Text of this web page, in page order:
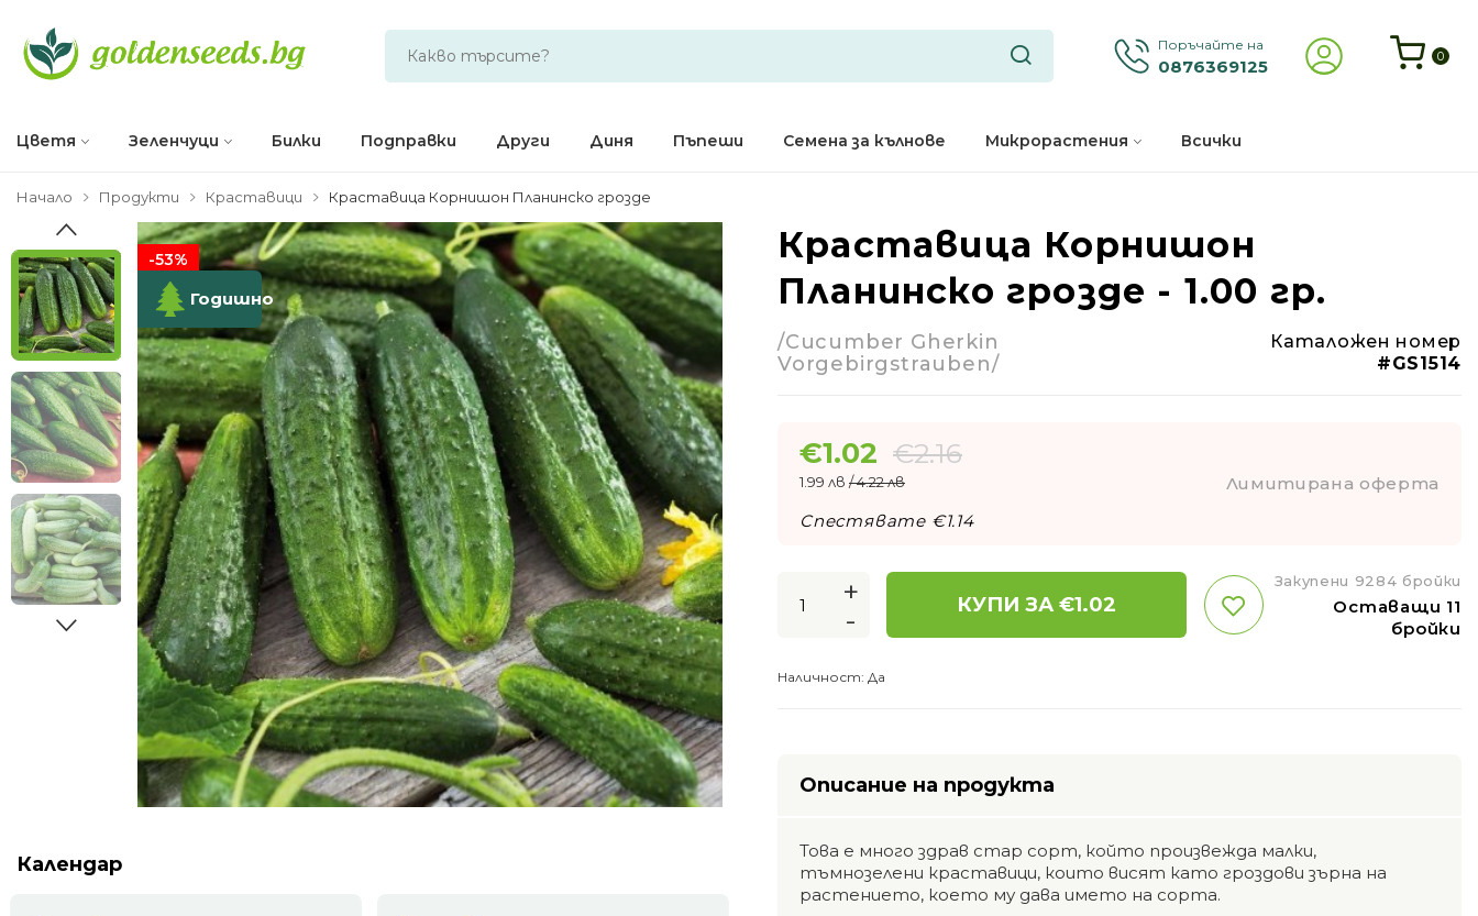
Поръчайте на
0876369125
0
Цветя Зеленчуци Билки Подправки Други Диня Пъпеши Семена за кълнове Микрорастения Всички
Начало Продукти Краставици Краставица Корнишон Планинско грозде
Годишно
-53%
Годишно
Календар
Краставица Корнишон
Планинско грозде - 1.00 гр.
/Cucumber Gherkin
Vorgebirgstrauben/
Каталожен номер
#GS1514
€1.02 €2.16
1.99 лв / 4.22 лв
Спестявате €1.14
Лимитирана оферта
+
-
КУПИ ЗА €1.02
Закупени 9284 бройки
Оставащи 11
бройки
Наличност: Да
Описание на продукта
Това е много здрав стар сорт, който произвежда малки,
тъмнозелени краставици, които висят като гроздови зърна на
растението, което му дава името на сорта.